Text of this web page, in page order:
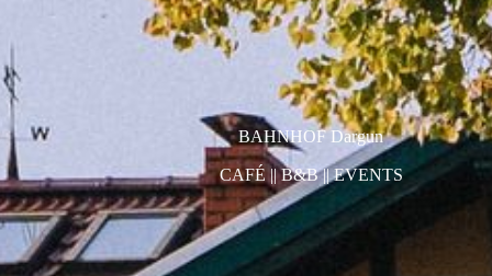
BAHNHOF Dargun
CAFÉ || B&B || EVENTS